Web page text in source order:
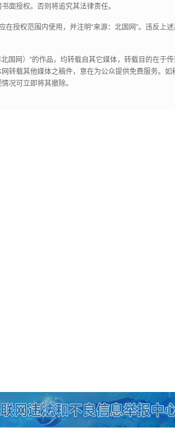
面授权。否则将追究其法律责任。
在授权范围内使用，并注明“来源：北国网”。违反上
国网）”的作品，均转载自其它媒体，转载目的在于
转载其他媒体之稿件，意在为公众提供免费服务。
况可立即将其撤除。